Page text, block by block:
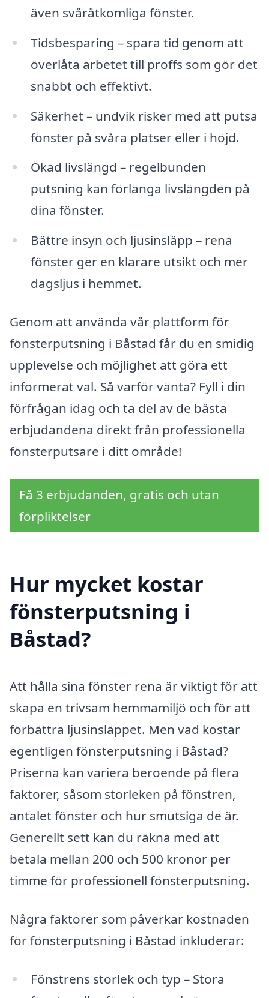
även svåråtkomliga fönster.
Tidsbesparing – spara tid genom att
överlåta arbetet till proffs som gör det
snabbt och effektivt.
Säkerhet – undvik risker med att putsa
fönster på svåra platser eller i höjd.
Ökad livslängd – regelbunden
putsning kan förlänga livslängden på
dina fönster.
Bättre insyn och ljusinsläpp – rena
fönster ger en klarare utsikt och mer
dagsljus i hemmet.
Genom att använda vår plattform för
fönsterputsning i Båstad får du en smidig
upplevelse och möjlighet att göra ett
informerat val. Så varför vänta? Fyll i din
förfrågan idag och ta del av de bästa
erbjudandena direkt från professionella
fönsterputsare i ditt område!
Få 3 erbjudanden, gratis och utan
förpliktelser
Hur mycket kostar
fönsterputsning i
Båstad?
Att hålla sina fönster rena är viktigt för att
skapa en trivsam hemmamiljö och för att
förbättra ljusinsläppet. Men vad kostar
egentligen fönsterputsning i Båstad?
Priserna kan variera beroende på flera
faktorer, såsom storleken på fönstren,
antalet fönster och hur smutsiga de är.
Generellt sett kan du räkna med att
betala mellan 200 och 500 kronor per
timme för professionell fönsterputsning.
Några faktorer som påverkar kostnaden
för fönsterputsning i Båstad inkluderar:
Fönstrens storlek och typ – Stora